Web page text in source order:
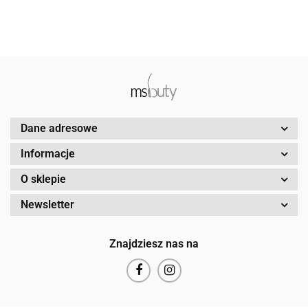
Dane adresowe
Informacje
O sklepie
Newsletter
Znajdziesz nas na